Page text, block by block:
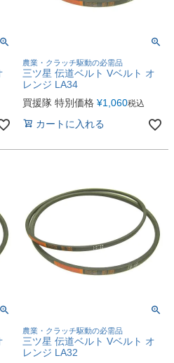
農業・クラッチ駆動の必需品
三ツ星 伝道ベルト Vベルト オ
レンジ LA34
買援隊 特別価格 ¥1,060税込
カートに入れる
農業・クラッチ駆動の必需品
三ツ星 伝道ベルト Vベルト オ
レンジ LA32